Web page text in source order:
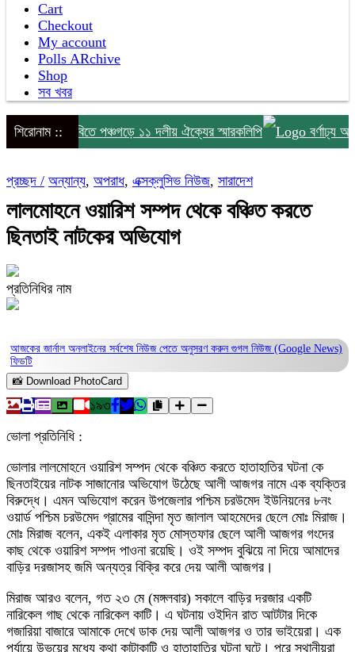
Cart
Checkout
My account
Polls ARchive
Shop
সব খবর
শিরোনাম ::
দফা দাবিতে পঞ্চগড়ে ১১ দলীয় ঐক্যের স্মারকলিপি বর্ণাঢ্য আয়োজনে
প্রচ্ছদ / অন্যান্য, অপরাধ, এক্সক্লুসিভ নিউজ, সারাদেশ
লালমোহনে ওয়ারিশ সম্পদ থেকে বঞ্চিত করতে
ছিনতাই নাটকের অভিযোগ
প্রতিনিধির নাম
আজকের জার্নাল অনলাইনের সর্বশেষ নিউজ পেতে অনুসরণ করুন গুগল নিউজ (Google News)
ফিডটি
📸 Download PhotoCard
১৯৩
ভোলা প্রতিনিধি :
ভোলার লালমোহনে ওয়ারিশ সম্পদ থেকে বঞ্চিত করতে হাতাহাতির ঘটনা কে
ছিনতাইয়ের নাটক সাজানোর অভিযোগ উঠেছে আলী আজগর নামে এক ব্যক্তির
বিরুদ্ধে। এমন অভিযোগ করেন উপজেলার পশ্চিম চরউমেদ ইউনিয়নের ৮নং
ওয়ার্ড পশ্চিম চরউমেদ গ্রামের বাসিন্দা মৃত জালাল আহমেদের ছেলে মোঃ মিরাজ।
মোঃ মিরাজ বলেন, একই এলাকার মৃত মোস্তফার ছেলে আলী আজগর গংদের
কাছ থেকে ওয়ারিশ সম্পদ পাওনা রয়েছি। ওই সম্পদ বুঝিয়ে না দিয়ে আমাদের
বাড়ির দরজাসহ জমি অন্যত্র বিক্রি করে দেয় আলী আজগর।
মিরাজ আরও বলেন, গত ২৩ মে (মঙ্গলবার) সকালে বাড়ির দরজার একটি
নারিকেল গাছ থেকে নারিকেল কাটি। এ ঘটনায় ওইদিন রাত আটটার দিকে
গজারিয়া বাজারে আমাকে দেখে ডাক দেয় আলী আজগর ও তার ভাইয়েরা। এক
পর্যায়ে উভয়ের মধ্যে কথা কাটাকাটি ও হাতাহাতির ঘটনা ঘটে। পরে স্থানীয়রা